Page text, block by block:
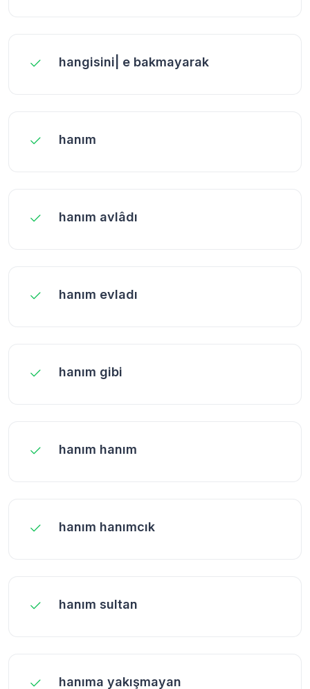
hangisini| e bakmayarak
hanım
hanım avlâdı
hanım evladı
hanım gibi
hanım hanım
hanım hanımcık
hanım sultan
hanıma yakışmayan